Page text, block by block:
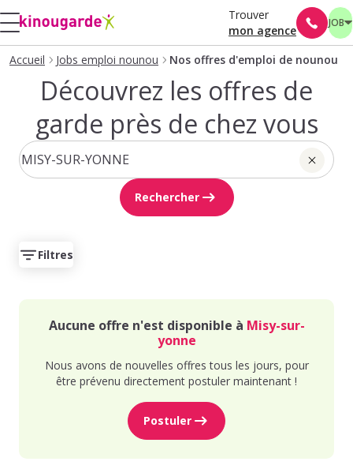
Trouver
mon agence
JOB
Accueil Jobs emploi nounou Nos offres d'emploi de nounou
Découvrez les offres de
garde près de chez vous
Rechercher
Filtres
Aucune offre n'est disponible à Misy-sur-
yonne
Nous avons de nouvelles offres tous les jours, pour
être prévenu directement postuler maintenant !
Postuler